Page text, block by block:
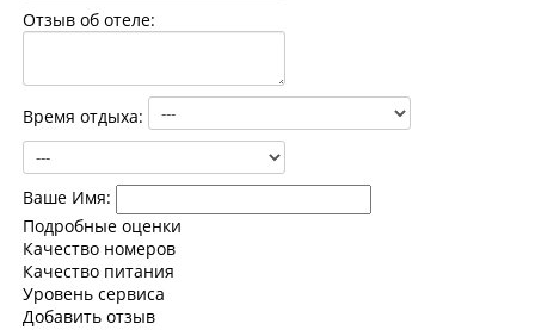
Отзыв об отеле:
Время отдыха:
Ваше Имя:
Подробные оценки
Качество номеров
Качество питания
Уровень сервиса
Добавить отзыв